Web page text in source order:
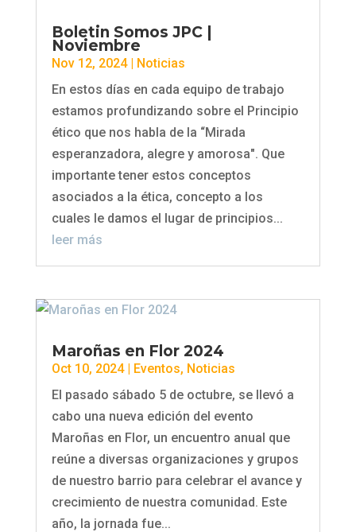
Boletin Somos JPC |
Noviembre
Nov 12, 2024| Noticias
En estos días en cada equipo de trabajo
estamos profundizando sobre el Principio
ético que nos habla de la “Mirada
esperanzadora, alegre y amorosa". Que
importante tener estos conceptos
asociados a la ética, concepto a los
cuales le damos el lugar de principios...
leer más
Maroñas en Flor 2024
Oct 10, 2024| Eventos, Noticias
El pasado sábado 5 de octubre, se llevó a
cabo una nueva edición del evento
Maroñas en Flor, un encuentro anual que
reúne a diversas organizaciones y grupos
de nuestro barrio para celebrar el avance y
crecimiento de nuestra comunidad. Este
año, la jornada fue...